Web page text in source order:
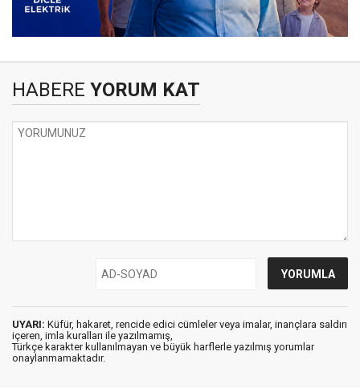
HABERE YORUM KAT
UYARI: Küfür, hakaret, rencide edici cümleler veya imalar, inançlara saldırı
içeren, imla kuralları ile yazılmamış,
Türkçe karakter kullanılmayan ve büyük harflerle yazılmış yorumlar
onaylanmamaktadır.